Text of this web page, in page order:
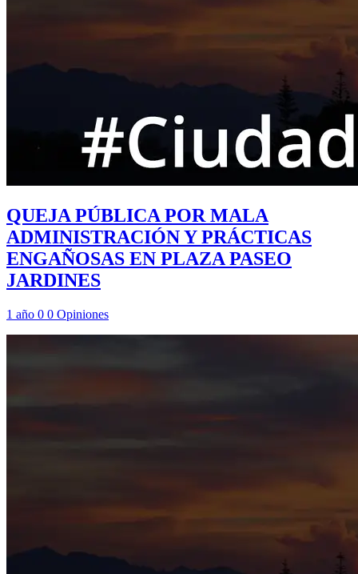
QUEJA PÚBLICA POR MALA
ADMINISTRACIÓN Y PRÁCTICAS
ENGAÑOSAS EN PLAZA PASEO
JARDINES
1 año 0 0 Opiniones